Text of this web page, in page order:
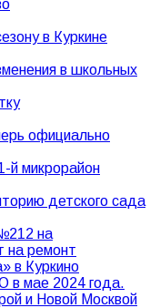
в Куркине
в школьных
официально
й микрорайон
детского сада
на
на ремонт
в Куркино
в мае 2024 года.
и Новой Москвой